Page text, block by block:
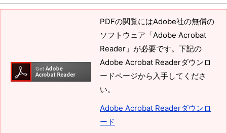
PDFの閲覧にはAdobe社の無償の
ソフトウェア「Adobe Acrobat
Reader」が必要です。下記の
Adobe Acrobat Readerダウンロ
ードページから入手してくださ
い。
Adobe Acrobat Readerダウンロ
ード